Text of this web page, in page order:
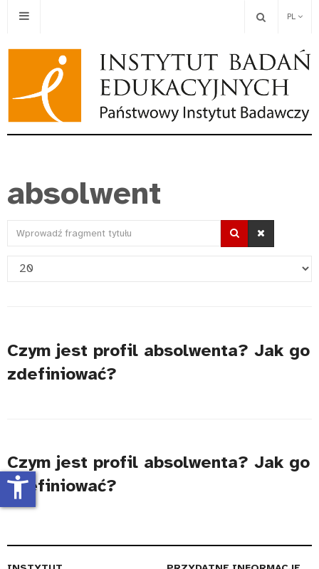
PL
absolwent
Wprowadź
tytułu
Pokaż
Czym jest profil absolwenta? Jak go
zdefiniować?
Czym jest profil absolwenta? Jak go
zdefiniować?
accessibility_new